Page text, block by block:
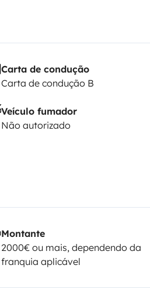
Carta de condução
Carta de condução B
Veículo fumador
Não autorizado
Montante
2000€ ou mais, dependendo da
franquia aplicável